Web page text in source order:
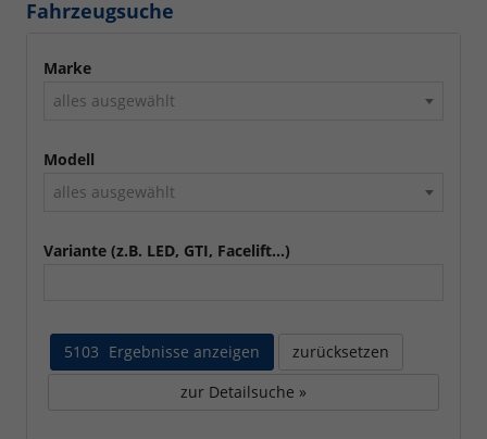
Fahrzeugsuche
Marke
alles ausgewählt
Modell
alles ausgewählt
Variante (z.B. LED, GTI, Facelift...)
5103 Ergebnisse anzeigen
zurücksetzen
zur Detailsuche »